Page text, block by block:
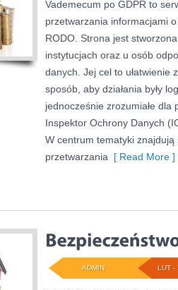
Vademecum po GDPR to
przetwarzania informacjami
RODO. Strona jest
instytucjach oraz u osób
danych. Jej cel to ułatwienie
sposób, aby działania były
jednocześnie zrozumiałe dla
Inspektor Ochrony Danych
W centrum tematyki znajdują
przetwarzania [ Read More ]
LUT -
ADMIN